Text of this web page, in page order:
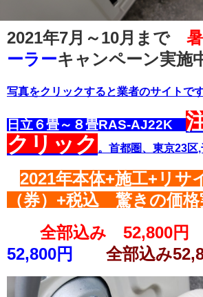
2021年7月～10月まで
ーラーキャンペーン実施
写真をクリックすると業者のサイトです
日立６畳～８畳RAS-AJ22K
クリック 。首都圏、東京23区
2021年本体+施工+リサ
（券）+税込 驚きの価格
全部込み 52,800
52,800円
全部込み